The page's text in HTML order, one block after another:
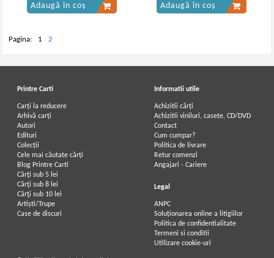
Adaugă în coș Adaugă în coș
Pagina: 1 2
Printre Carti
Carți la reducere
Arhivă carți
Autori
Edituri
Colecții
Cele mai căutate cărți
Blog Printre Carti
Cărţi sub 5 lei
Cărţi sub 8 lei
Cărţi sub 10 lei
Artiști/Trupe
Case de discuri
Informatii utile
Achizitii cărți
Achizitii viniluri, casete, CD/DVD
Contact
Cum cumpar?
Politica de livrare
Retur comenzi
Angajari - Cariere
Legal
ANPC
Soluționarea online a litigiilor
Politica de confidentialitate
Termeni si conditii
Utilizare cookie-uri